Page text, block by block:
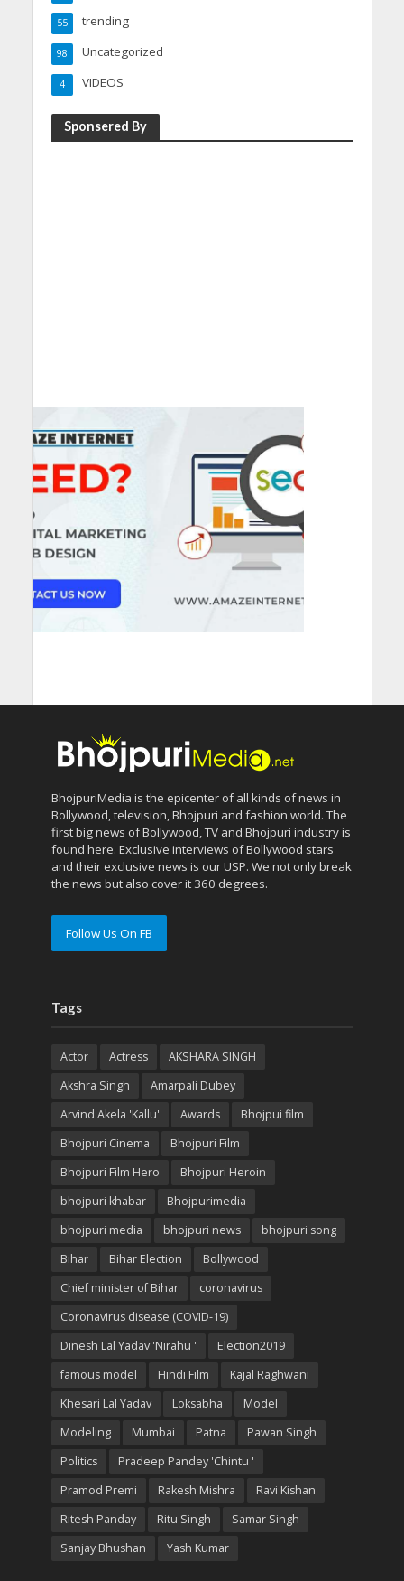
trending
55
Uncategorized
98
VIDEOS
4
Sponsered By
BhojpuriMedia is the epicenter of all kinds of news in
Bollywood, television, Bhojpuri and fashion world. The
first big news of Bollywood, TV and Bhojpuri industry is
found here. Exclusive interviews of Bollywood stars
and their exclusive news is our USP. We not only break
the news but also cover it 360 degrees.
Follow Us On FB
Tags
Actor Actress
AKSHARA SINGH
Akshra Singh
Amarpali Dubey
Arvind Akela 'Kallu'
Awards
Bhojpui film
Bhojpuri Cinema
Bhojpuri Film
Bhojpuri Film Hero
Bhojpuri Heroin
bhojpuri khabar
Bhojpurimedia
bhojpuri media
bhojpuri news
bhojpuri song
Bihar
Bihar Election
Bollywood
Chief minister of Bihar
coronavirus
Coronavirus disease (COVID-19)
Dinesh Lal Yadav 'Nirahu '
Election2019
famous model
Hindi Film
Kajal Raghwani
Khesari Lal Yadav
Loksabha
Model
Modeling
Mumbai Patna
Pawan Singh
Politics
Pradeep Pandey 'Chintu '
Pramod Premi
Rakesh Mishra
Ravi Kishan
Ritesh Panday
Ritu Singh
Samar Singh
Sanjay Bhushan
Yash Kumar